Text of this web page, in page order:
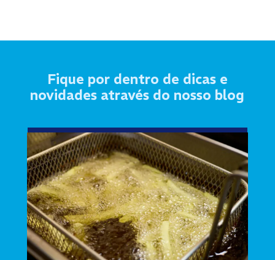
Fique por dentro de dicas e
novidades através do nosso blog